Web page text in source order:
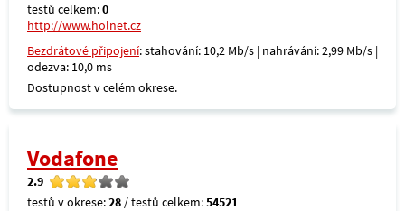
testů celkem:0
http://www.holnet.cz
Bezdrátové připojení: stahování: 10,2 Mb/s | nahrávání: 2,99 Mb/s |
odezva: 10,0 ms
Dostupnost v celém okrese.
Vodafone
2.9
testů v okrese:28 / testů celkem:54521